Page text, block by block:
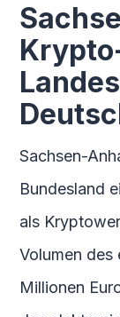
Sachsen-
Bundesland
als
Volumen des
Millionen